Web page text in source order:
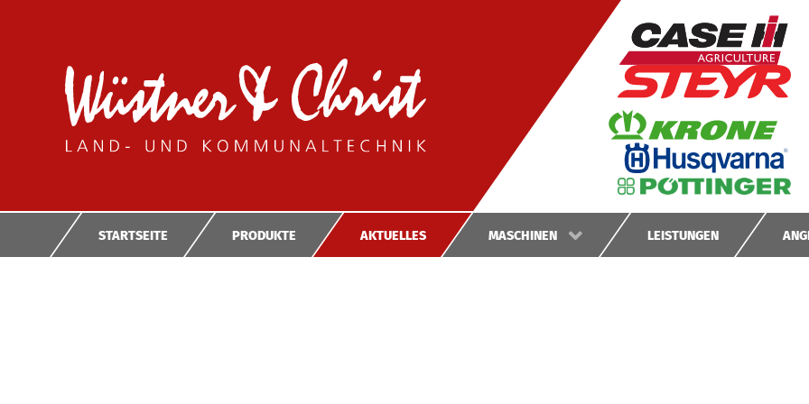
STARTSEITE PRODUKTE AKTUELLES MASCHINEN
NEUMASCHINEN LEISTUNGEN